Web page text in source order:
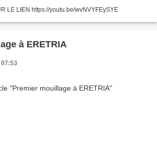
LE LIEN https://youtu.be/wvNVYFEySYE
à ERETRIA
07:53